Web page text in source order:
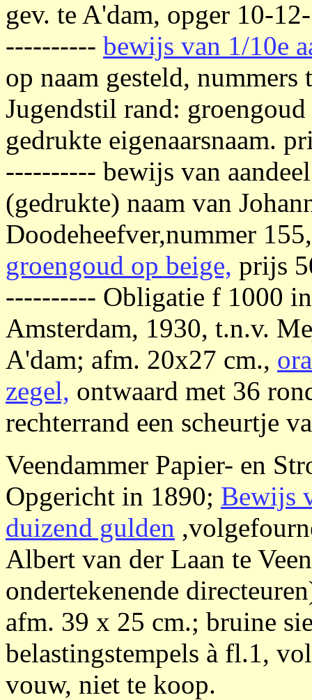
gev. te A'dam, opger 10-
---------- bewijs van 1/10e
op naam gesteld,
Jugendstil rand:
gedrukte eigenaarsnaam.
---------- bewijs van
(gedrukte) naam van
Doodeheefver,nummer
groengoud op beige, prijs
---------- Obligatie f 1000
Amsterdam, 1930, t.n.v.
A'dam; afm. 20x27 cm.,
zegel, ontwaard met 36
rechterrand een scheurtje
Veendammer Papier- en
Opgericht in 1890; Bewijs
duizend gulden
Albert van der Laan te
ondertekenende
afm. 39 x 25 cm.; bruine
belastingstempels à fl.1,
vouw, niet te koop.